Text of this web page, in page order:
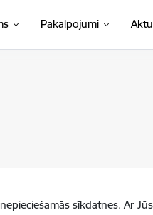
Pakalpojumi
sīkdatnes. Ar